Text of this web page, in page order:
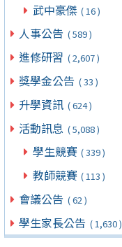
武中豪傑 ( 16 )
人事公告 ( 589 )
進修研習 ( 2,607 )
獎學金公告 ( 33 )
升學資訊 ( 624 )
活動訊息 ( 5,088 )
學生競賽 ( 339 )
教師競賽 ( 113 )
會議公告 ( 62 )
學生家長公告 ( 1,630 )